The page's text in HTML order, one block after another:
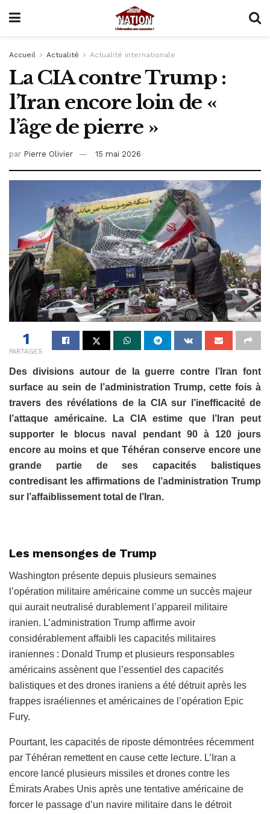
Accueil Actualité Actualité internationale
La CIA contre Trump :
l’Iran encore loin de «
l’âge de pierre »
par Pierre Olivier 15 mai 2026
1
PARTAGES
Des divisions autour de la guerre contre l’Iran font
surface au sein de l’administration Trump, cette fois à
travers des révélations de la CIA sur l’inefficacité de
l’attaque américaine. La CIA estime que l’Iran peut
supporter le blocus naval pendant 90 à 120 jours
encore au moins et que Téhéran conserve encore une
grande partie de ses capacités balistiques
contredisant les affirmations de l’administration Trump
sur l’affaiblissement total de l’Iran.
Les mensonges de Trump
Washington présente depuis plusieurs semaines
l’opération militaire américaine comme un succès majeur
qui aurait neutralisé durablement l’appareil militaire
iranien. L’administration Trump affirme avoir
considérablement affaibli les capacités militaires
iraniennes : Donald Trump et plusieurs responsables
américains assènent que l’essentiel des capacités
balistiques et des drones iraniens a été détruit après les
frappes israéliennes et américaines de l’opération Epic
Fury.
Pourtant, les capacités de riposte démontrées récemment
par Téhéran remettent en cause cette lecture. L’Iran a
encore lancé plusieurs missiles et drones contre les
Émirats Arabes Unis après une tentative américaine de
forcer le passage d’un navire militaire dans le détroit